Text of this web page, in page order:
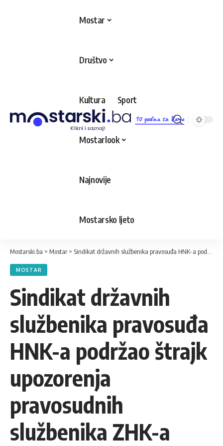
10 godina sa Vama
Mostar
Društvo
Kultura Sport
Mostarlook
Najnovije
Mostarsko ljeto
Mostarski.ba > Mostar > Sindikat državnih službenika pravosuđa HNK-a podržao štrajk upozorenja pravosudnih službenika ZHK-a
MOSTAR
Sindikat državnih
službenika pravosuđa
HNK-a podržao štrajk
upozorenja
pravosudnih
službenika ZHK-a